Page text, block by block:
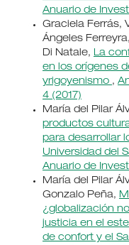
Anuario de
Graciela Ferrás,
Ángeles
Di Natale, La
en los orígenes
yrigoyenismo ,
4 (2017)
María del Pilar
productos
para desarrollar
Universidad del
Anuario de
María del Pilar
Gonzalo Peña,
¿globalización
justicia en el
de confort y el